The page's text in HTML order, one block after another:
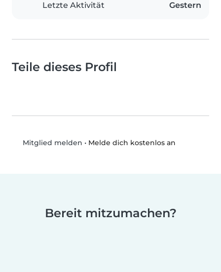
Letzte Aktivität Gestern
Teile dieses Profil
Mitglied melden • Melde dich kostenlos an
Bereit mitzumachen?